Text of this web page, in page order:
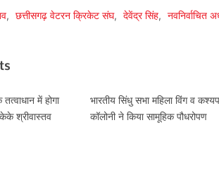
, छत्तीसगढ़ वेटरन क्रिकेट संघ, देवेंद्र सिंह, नवनिर्वाचित
में होगा
श्रीवास्तव
भारतीय सिंधु सभा महिला विंग व कश्यप
कॉलोनी ने किया सामूहिक पौधरोपण